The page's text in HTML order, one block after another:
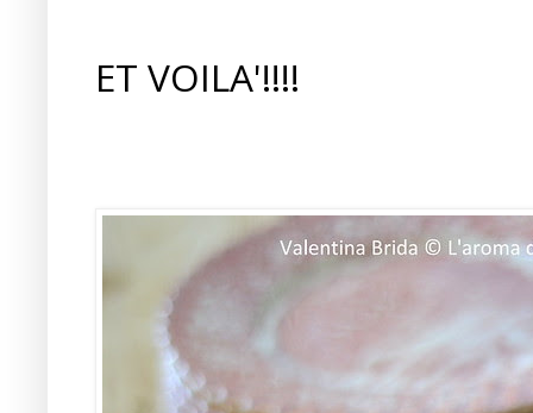
ET VOILA'!!!!